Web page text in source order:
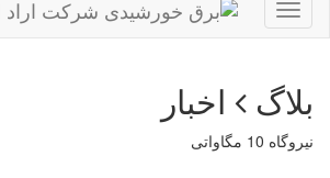
Toggle
navigation
بلاگ اخبار
نیروگاه 10 مگاواتی